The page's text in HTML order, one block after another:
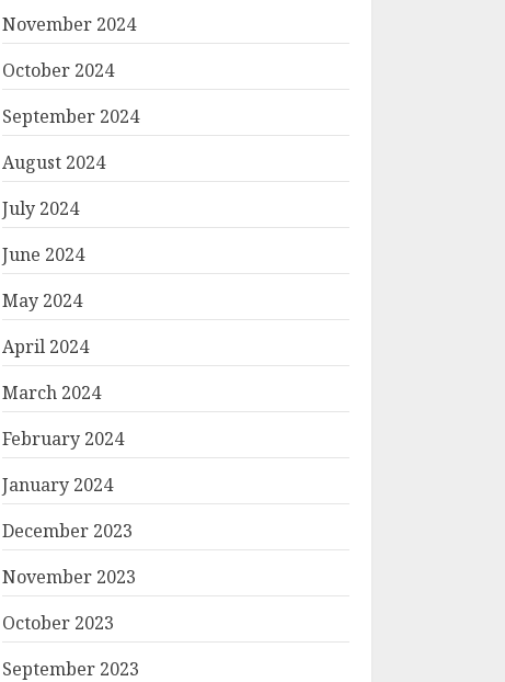
November 2024
October 2024
September 2024
August 2024
July 2024
June 2024
May 2024
April 2024
March 2024
February 2024
January 2024
December 2023
November 2023
October 2023
September 2023